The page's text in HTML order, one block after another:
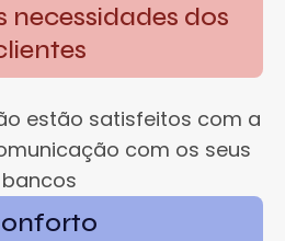
necessidades dos
estão satisfeitos com a
com os seus
bancos